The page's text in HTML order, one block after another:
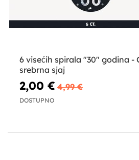
6 visećih spirala "30" godina -
srebrna sjaj
2,00 € 4,99 €
DOSTUPNO